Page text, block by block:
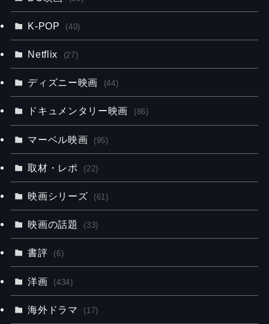
K-POP (40)
Netflix (27)
ディズニー映画 (44)
ドキュメンタリー映画 (86)
マーベル映画 (95)
取材・レポ (22)
映画シリーズ (61)
映画の話題 (33)
書評 (6)
洋画 (434)
海外ドラマ (17)